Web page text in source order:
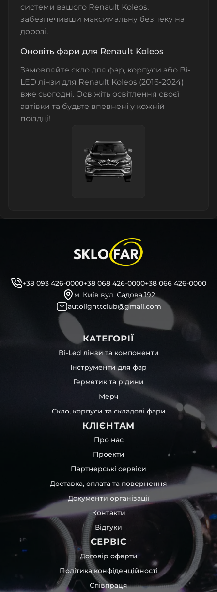
системи вашого Renault Koleos,
забезпечивши максимальну безпеку на
дорозі.
Оновіть фари для Renault Koleos
Замовляйте скло для фар, корпуси або Bi-
LED лінзи для Renault Koleos (2016-2024)
вже сьогодні. Освіжіть освітлення своєї
автівки та будьте впевнені у кожній
поїздці!
+38 093 426-0000+38 068 426-0000+38 066 426-0000
м. Київ вул. Садова 192
autolighttclub@gmail.com
КАТЕГОРІЇ
Bi-Led лінзи та компоненти
Інструменти для фар
Герметик та рідини
Мерч
Скло, корпуси та складові фари
КЛІЄНТАМ
Про нас
Проекти
Партнерські сервіси
Доставка, оплата та повернення
Документи організації
Контакти
Відгуки
СЕРВІС
Договір оферти
Політика конфіденційності
Співпраця